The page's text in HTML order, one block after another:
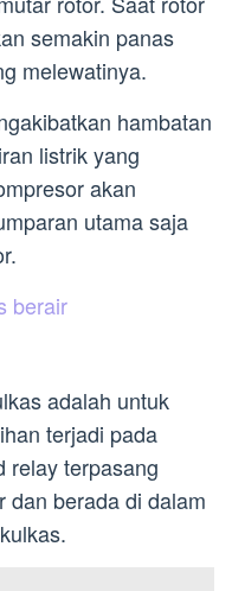
semakin panas
melewatinya.
hambatan
listrik yang
akan
utama saja
berair
adalah untuk
terjadi pada
relay terpasang
dan berada di dalam